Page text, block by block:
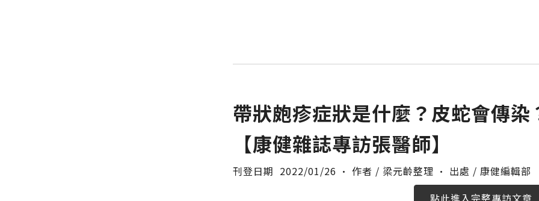
帶狀皰疹症狀是什麼？皮蛇會傳
【康健雜誌專訪張醫師】
刊登日期 2022/01/26 · 作者 / 梁元齡整理 · 出處 / 康健編輯部
點此進入完整專訪文章